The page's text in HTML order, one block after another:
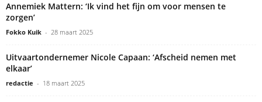
Annemiek Mattern: ‘Ik vind het fijn om voor mensen te
zorgen’
Fokko Kuik - 28 maart 2025
Uitvaartondernemer Nicole Capaan: ‘Afscheid nemen met
elkaar’
redactie - 18 maart 2025